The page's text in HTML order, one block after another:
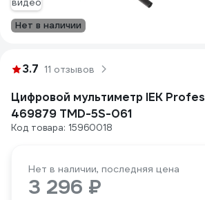
Нет в наличии
3.7 11 отзывов
Цифровой мультиметр IEK
469879 TMD-5S-061
Код товара: 15960018
Нет в наличии, последняя цена
3 296 ₽